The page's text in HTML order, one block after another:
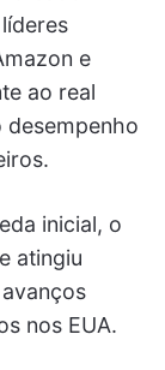
e
ao real
desempenho
inicial, o
atingiu
nos EUA.